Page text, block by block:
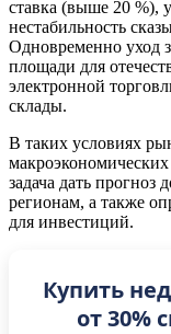
ставка (выше 20 %),
нестабильность
Одновременно уход
площади для
электронной
склады.
В таких условиях
задача дать прогноз
регионам, а также
для инвестиций.
Купить
от 30%